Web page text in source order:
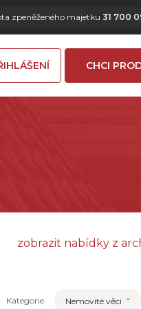
zpeněženého majetku 31 700
CHCI
zobrazit nabídky z
Kategorie Nemovité věci